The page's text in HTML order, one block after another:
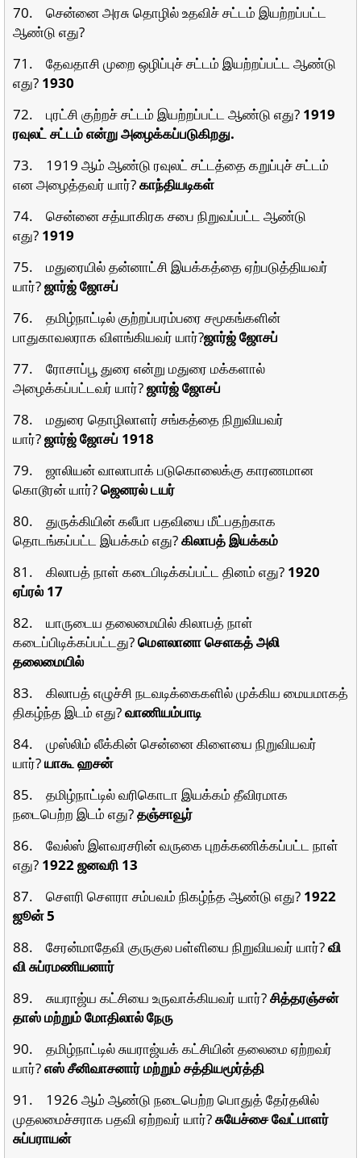
70. சென்னை அரசு தொழில் உதவிச் சட்டம் இயற்றப்பட்ட
ஆண்டு எது?
71. தேவதாசி முறை ஒழிப்புச் சட்டம் இயற்றப்பட்ட ஆண்டு
எது? 1930
72. புரட்சி குற்றச் சட்டம் இயற்றப்பட்ட ஆண்டு எது? 1919
ரவுலட் சட்டம் என்று அழைக்கப்படுகிறது.
73. 1919 ஆம் ஆண்டு ரவுலட் சட்டத்தை கறுப்புச் சட்டம்
என அழைத்தவர் யார்?காந்தியடிகள்
74. சென்னை சத்யாகிரக சபை நிறுவப்பட்ட ஆண்டு
எது? 1919
75. மதுரையில் தன்னாட்சி இயக்கத்தை ஏற்படுத்தியவர்
யார்?ஜார்ஜ் ஜோசப்
76. தமிழ்நாட்டில் குற்றப்பரம்பரை சமூகங்களின்
பாதுகாவலராக விளங்கியவர் யார்?ஜார்ஜ் ஜோசப்
77. ரோசாப்பூ துரை என்று மதுரை மக்களால்
அழைக்கப்பட்டவர் யார்?ஜார்ஜ் ஜோசப்
78. மதுரை தொழிலாளர் சங்கத்தை நிறுவியவர்
யார்?ஜார்ஜ் ஜோசப் 1918
79. ஜாலியன் வாலாபாக் படுகொலைக்கு காரணமான
கொடூரன் யார்?ஜெனரல் டயர்
80. துருக்கியின் கலீபா பதவியை மீட்பதற்காக
தொடங்கப்பட்ட இயக்கம் எது?கிலாபத் இயக்கம்
81. கிலாபத் நாள் கடைபிடிக்கப்பட்ட தினம் எது? 1920
ஏப்ரல் 17
82. யாருடைய தலைமையில் கிலாபத் நாள்
கடைப்பிடிக்கப்பட்டது?மௌலானா சௌகத் அலி
தலைமையில்
83. கிலாபத் எழுச்சி நடவடிக்கைகளில் முக்கிய மையமாகத்
திகழ்ந்த இடம் எது?வாணியம்பாடி
84. முஸ்லிம் லீக்கின் சென்னை கிளையை நிறுவியவர்
யார்?யாகூ ஹசன்
85. தமிழ்நாட்டில் வரிகொடா இயக்கம் தீவிரமாக
நடைபெற்ற இடம் எது?தஞ்சாவூர்
86. வேல்ஸ் இளவரசரின் வருகை புறக்கணிக்கப்பட்ட நாள்
எது? 1922 ஜனவரி 13
87. சௌரி சௌரா சம்பவம் நிகழ்ந்த ஆண்டு எது? 1922
ஜூன் 5
88. சேரன்மாதேவி குருகுல பள்ளியை நிறுவியவர் யார்?வி
வி சுப்ரமணியனார்
89. சுயராஜ்ய கட்சியை உருவாக்கியவர் யார்?சித்தரஞ்சன்
தாஸ் மற்றும் மோதிலால் நேரு
90. தமிழ்நாட்டில் சுயராஜ்யக் கட்சியின் தலைமை ஏற்றவர்
யார்?எஸ் சீனிவாசனார் மற்றும் சத்தியமூர்த்தி
91. 1926 ஆம் ஆண்டு நடைபெற்ற பொதுத் தேர்தலில்
முதலமைச்சராக பதவி ஏற்றவர் யார்?சுயேச்சை வேட்பாளர்
சுப்பராயன்